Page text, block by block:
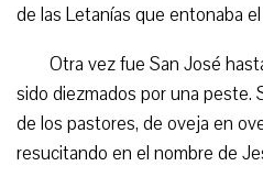
de las Letanías que entonaba
Otra vez fue San José
sido diezmados por una peste.
de los pastores, de oveja en
resucitando en el nombre de